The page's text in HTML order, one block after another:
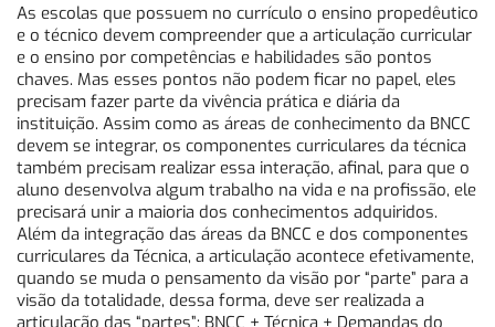
As escolas que possuem no currículo o ensino propedêutico
e o técnico devem compreender que a articulação curricular
e o ensino por competências e habilidades são pontos
chaves. Mas esses pontos não podem ficar no papel, eles
precisam fazer parte da vivência prática e diária da
instituição. Assim como as áreas de conhecimento da BNCC
devem se integrar, os componentes curriculares da técnica
também precisam realizar essa interação, afinal, para que o
aluno desenvolva algum trabalho na vida e na profissão, ele
precisará unir a maioria dos conhecimentos adquiridos.
Além da integração das áreas da BNCC e dos componentes
curriculares da Técnica, a articulação acontece efetivamente,
quando se muda o pensamento da visão por “parte” para a
visão da totalidade, dessa forma, deve ser realizada a
articulação das “partes”: BNCC + Técnica + Demandas do